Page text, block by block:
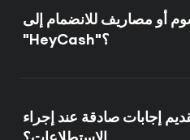
أو مصاريف للانضمام إلى
"HeyCash"؟
إجابات صادقة عند إجراء